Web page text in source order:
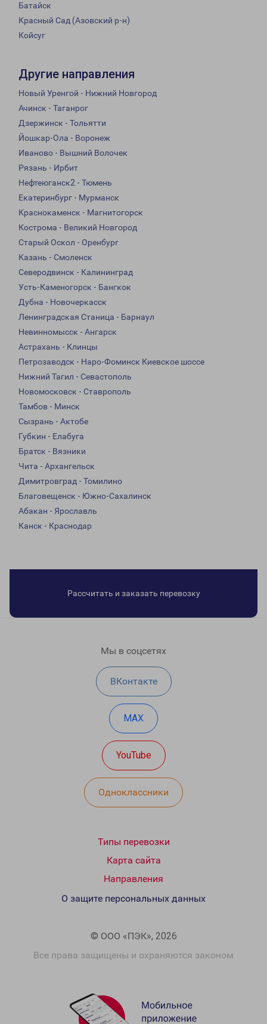
Батайск
Красный Сад (Азовский р-н)
Койсуг
Другие направления
Новый Уренгой - Нижний Новгород
Ачинск - Таганрог
Дзержинск - Тольятти
Йошкар-Ола - Воронеж
Иваново - Вышний Волочек
Рязань - Ирбит
Нефтеюганск2 - Тюмень
Екатеринбург - Мурманск
Краснокаменск - Магнитогорск
Кострома - Великий Новгород
Старый Оскол - Оренбург
Казань - Смоленск
Северодвинск - Калининград
Усть-Каменогорск - Бангкок
Дубна - Новочеркасск
Ленинградская Станица - Барнаул
Невинномысск - Ангарск
Астрахань - Клинцы
Петрозаводск - Наро-Фоминск Киевское шоссе
Нижний Тагил - Севастополь
Новомосковск - Ставрополь
Тамбов - Минск
Сызрань - Актобе
Губкин - Елабуга
Братск - Вязники
Чита - Архангельск
Димитровград - Томилино
Благовещенск - Южно-Сахалинск
Абакан - Ярославль
Канск - Краснодар
Рассчитать и заказать перевозку
Мы в соцсетях
ВКонтакте
MAX
YouTube
Одноклассники
Типы перевозки
Карта сайта
Направления
© ООО «ПЭК», 2026
Все права защищены и охраняются законом
О защите персональных данных